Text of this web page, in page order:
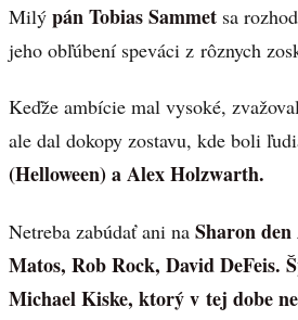
Milý pán Tobias Sammet sa
jeho obľúbení speváci z rôznych
Keďže ambície mal vysoké,
ale dal dokopy zostavu, kde boli
(Helloween) a Alex Holzwarth.
Netreba zabúdať ani na Sharon den
Matos, Rob Rock, David DeFeis.
Michael Kiske, ktorý v tej dobe